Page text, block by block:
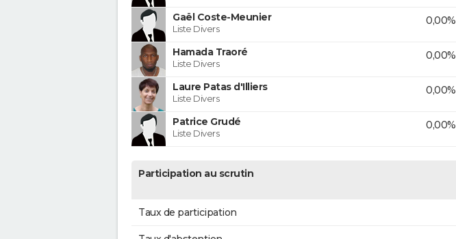
Gaël Coste-Meunier
Liste Divers
0,00%
Hamada Traoré
Liste Divers
0,00%
Laure Patas d'Illiers
Liste Divers
0,00%
Patrice Grudé
Liste Divers
0,00%
Participation au scrutin
Taux de participation